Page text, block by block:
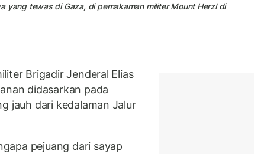
yang tewas di Gaza, di pemakaman militer Mount Herzl di
Brigadir Jenderal Elias
didasarkan pada
jauh dari kedalaman Jalur
pejuang dari sayap